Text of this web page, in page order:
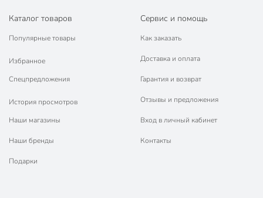
Каталог товаров
Популярные товары
Избранное
Спецпредложения
История просмотров
Наши магазины
Наши бренды
Подарки
Сервис и помощь
Как заказать
Доставка и оплата
Гарантия и возврат
Отзывы и предложения
Вход в личный кабинет
Контакты